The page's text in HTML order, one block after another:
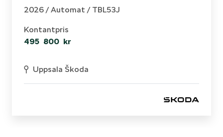
2026 /Automat / TBL53J
Kontantpris
495 800 kr
Uppsala Škoda